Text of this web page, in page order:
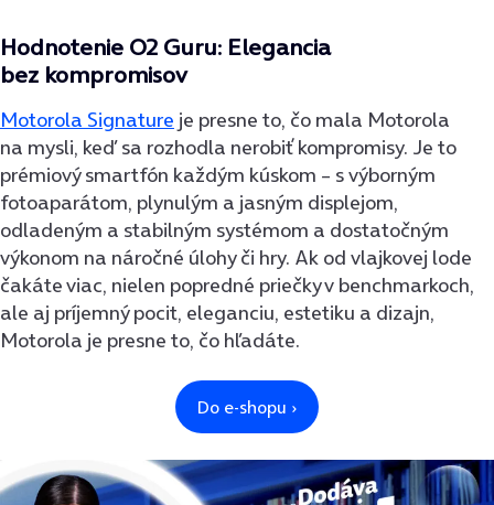
Hodnotenie O2 Guru: Elegancia
bez kompromisov
Motorola Signature je presne to, čo mala Motorola
na mysli, keď sa rozhodla nerobiť kompromisy. Je to
prémiový smartfón každým kúskom – s výborným
fotoaparátom, plynulým a jasným displejom,
odladeným a stabilným systémom a dostatočným
výkonom na náročné úlohy či hry. Ak od vlajkovej lode
čakáte viac, nielen popredné priečky v benchmarkoch,
ale aj príjemný pocit, eleganciu, estetiku a dizajn,
Motorola je presne to, čo hľadáte.